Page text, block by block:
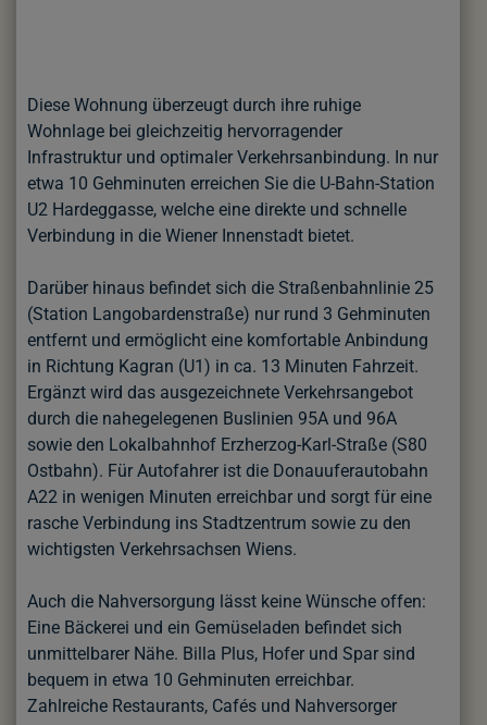
Diese Wohnung überzeugt durch ihre ruhige
Wohnlage bei gleichzeitig hervorragender
Infrastruktur und optimaler Verkehrsanbindung. In nur
etwa 10 Gehminuten erreichen Sie die U-Bahn-Station
U2 Hardeggasse, welche eine direkte und schnelle
Verbindung in die Wiener Innenstadt bietet.
Darüber hinaus befindet sich die Straßenbahnlinie 25
(Station Langobardenstraße) nur rund 3 Gehminuten
entfernt und ermöglicht eine komfortable Anbindung
in Richtung Kagran (U1) in ca. 13 Minuten Fahrzeit.
Ergänzt wird das ausgezeichnete Verkehrsangebot
durch die nahegelegenen Buslinien 95A und 96A
sowie den Lokalbahnhof Erzherzog-Karl-Straße (S80
Ostbahn). Für Autofahrer ist die Donauuferautobahn
A22 in wenigen Minuten erreichbar und sorgt für eine
rasche Verbindung ins Stadtzentrum sowie zu den
wichtigsten Verkehrsachsen Wiens.
Auch die Nahversorgung lässt keine Wünsche offen:
Eine Bäckerei und ein Gemüseladen befindet sich
unmittelbarer Nähe. Billa Plus, Hofer und Spar sind
bequem in etwa 10 Gehminuten erreichbar.
Zahlreiche Restaurants, Cafés und Nahversorger